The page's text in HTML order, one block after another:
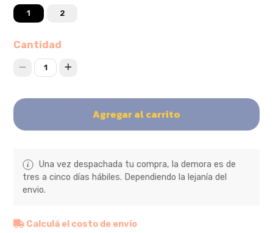
1 2
Cantidad
1
Agregar al carrito
Una vez despachada tu compra, la demora es de
tres a cinco días hábiles. Dependiendo la lejanía del
envio.
Calculá el costo de envío